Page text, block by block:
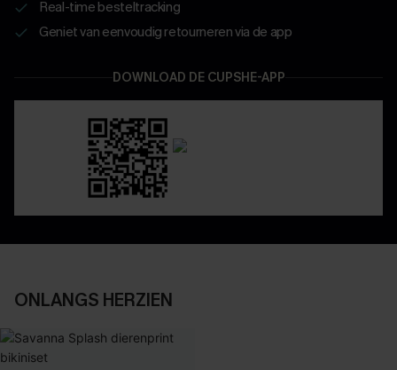
Real-time besteltracking
Geniet van eenvoudig retourneren via de app
DOWNLOAD DE CUPSHE-APP
ONLANGS HERZIEN